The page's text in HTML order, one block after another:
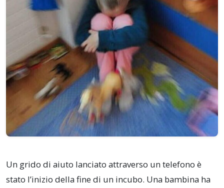
Un grido di aiuto lanciato attraverso un telefono è
stato l’inizio della fine di un incubo. Una bambina ha